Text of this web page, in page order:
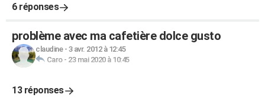
6 réponses
problème avec ma cafetière dolce gusto
claudine- 3 avr. 2012 à 12:45
Caro- 23 mai 2020 à 10:45
13 réponses